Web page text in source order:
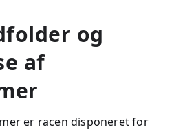
og
af
er racen disponeret for